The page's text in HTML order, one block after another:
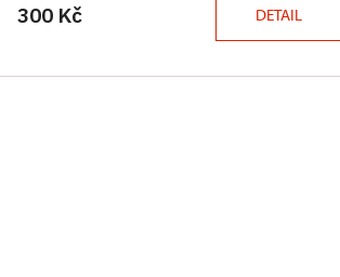
300 Kč DETAIL